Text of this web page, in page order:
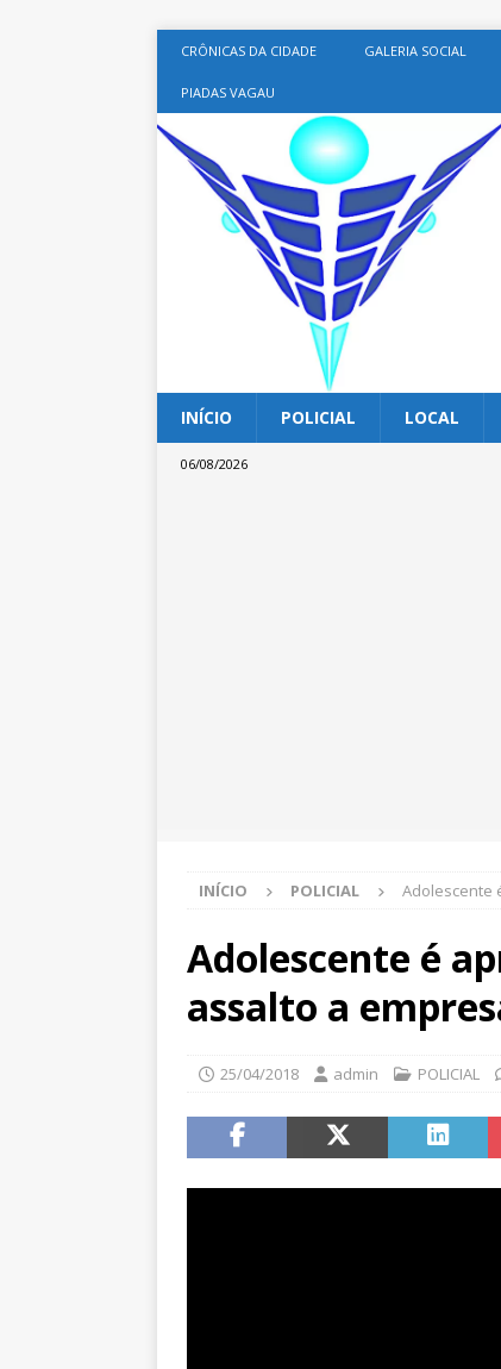
CRÔNICAS DA CIDADE GALERIA SOCIAL
PIADAS VAGAU
INÍCIO POLICIAL LOCAL
06/08/2026
INÍCIO POLICIAL Adolescente
Adolescente é
assalto a
25/04/2018 admin POLICIAL